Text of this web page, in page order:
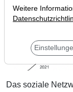
Das soziale
Weitere